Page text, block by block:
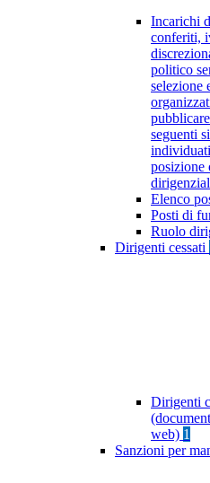
Incarichi
conferiti,
politico
selezione
seguenti
posizione
Elenco
Posti di
Ruolo
Dirigenti cessati
Dirigenti
web) 1
Sanzioni per